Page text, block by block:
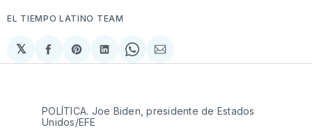
EL TIEMPO LATINO TEAM
𝕏
Compartir
en
Share
on
Compartir
en
Share
on
Compartir
via
POLÍTICA. Joe Biden, presidente de Estados
Unidos/EFE